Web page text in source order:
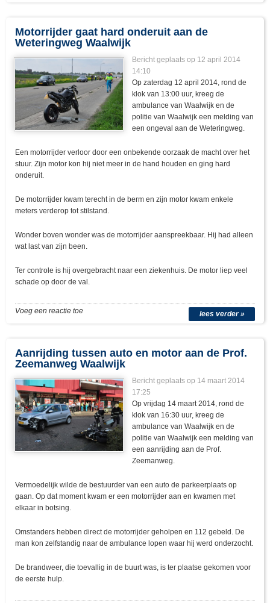
Motorrijder gaat hard onderuit aan de
Weteringweg Waalwijk
Bericht geplaats op 12 april 2014
14:10
Op zaterdag 12 april 2014, rond de
klok van 13:00 uur, kreeg de
ambulance van Waalwijk en de
politie van Waalwijk een melding van
een ongeval aan de Weteringweg.
Een motorrijder verloor door een onbekende oorzaak de macht over het
stuur. Zijn motor kon hij niet meer in de hand houden en ging hard
onderuit.
De motorrijder kwam terecht in de berm en zijn motor kwam enkele
meters verderop tot stilstand.
Wonder boven wonder was de motorrijder aanspreekbaar. Hij had alleen
wat last van zijn been.
Ter controle is hij overgebracht naar een ziekenhuis. De motor liep veel
schade op door de val.
lees verder »
Voeg een reactie toe
Aanrijding tussen auto en motor aan de Prof.
Zeemanweg Waalwijk
Bericht geplaats op 14 maart 2014
17:25
Op vrijdag 14 maart 2014, rond de
klok van 16:30 uur, kreeg de
ambulance van Waalwijk en de
politie van Waalwijk een melding van
een aanrijding aan de Prof.
Zeemanweg.
Vermoedelijk wilde de bestuurder van een auto de parkeerplaats op
gaan. Op dat moment kwam er een motorrijder aan en kwamen met
elkaar in botsing.
Omstanders hebben direct de motorrijder geholpen en 112 gebeld. De
man kon zelfstandig naar de ambulance lopen waar hij werd onderzocht.
De brandweer, die toevallig in de buurt was, is ter plaatse gekomen voor
de eerste hulp.